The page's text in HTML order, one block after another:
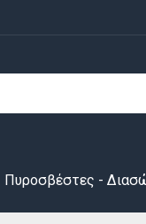
Πυροσβέστες -